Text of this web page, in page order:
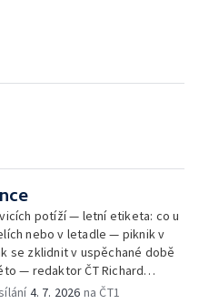
potíží — letní etiketa: co u
nebo v letadle — piknik v
se zklidnit v uspěchané době
— redaktor ČT Richard
4. 7. 2026 na ČT1